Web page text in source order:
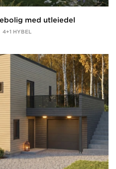
med utleiedel
4+1 HYBEL